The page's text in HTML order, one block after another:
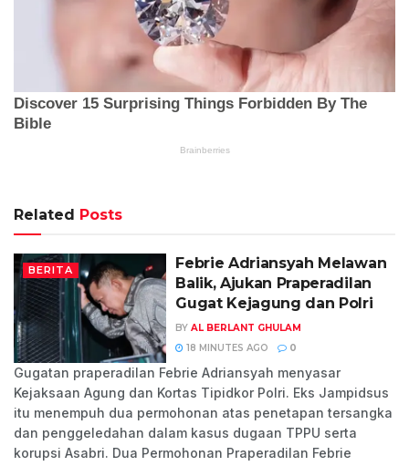
Related Posts
BERITA
Febrie Adriansyah Melawan
Balik, Ajukan Praperadilan
Gugat Kejagung dan Polri
BY AL BERLANT GHULAM
18 MINUTES AGO
0
Gugatan praperadilan Febrie Adriansyah menyasar
Kejaksaan Agung dan Kortas Tipidkor Polri. Eks Jampidsus
itu menempuh dua permohonan atas penetapan tersangka
dan penggeledahan dalam kasus dugaan TPPU serta
korupsi Asabri. Dua Permohonan Praperadilan Febrie